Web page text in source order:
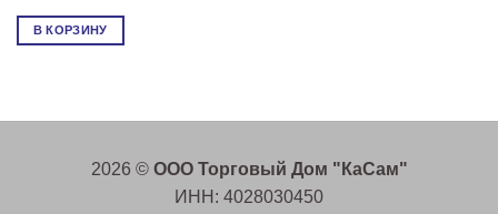
В КОРЗИНУ
2026 © ООО Торговый Дом "КаСам"
ИНН: 4028030450